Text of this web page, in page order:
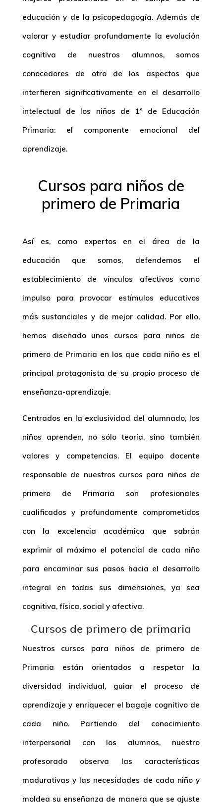
educación y de la psicopedagogía. Además de
valorar y estudiar profundamente la evolución
cognitiva de nuestros alumnos, somos
conocedores de otro de los aspectos que
interfieren significativamente en el desarrollo
intelectual de los niños de 1º de Educación
Primaria: el componente emocional del
aprendizaje.
Cursos para niños de
primero de Primaria
Así es, como expertos en el área de la
educación que somos, defendemos el
establecimiento de vínculos afectivos como
impulso para provocar estímulos educativos
más sustanciales y de mejor calidad. Por ello,
hemos diseñado unos cursos para niños de
primero de Primaria en los que cada niño es el
principal protagonista de su propio proceso de
enseñanza-aprendizaje.
Centrados en la exclusividad del alumnado, los
niños aprenden, no sólo teoría, sino también
valores y competencias. El equipo docente
responsable de nuestros cursos para niños de
primero de Primaria son profesionales
cualificados y profundamente comprometidos
con la excelencia académica que sabrán
exprimir al máximo el potencial de cada niño
para encaminar sus pasos hacia el desarrollo
integral en todas sus dimensiones, ya sea
cognitiva, física, social y afectiva.
Cursos de primero de primaria
Nuestros cursos para niños de primero de
Primaria están orientados a respetar la
diversidad individual, guiar el proceso de
aprendizaje y enriquecer el bagaje cognitivo de
cada niño. Partiendo del conocimiento
interpersonal con los alumnos, nuestro
profesorado observa las características
madurativas y las necesidades de cada niño y
moldea su enseñanza de manera que se ajuste